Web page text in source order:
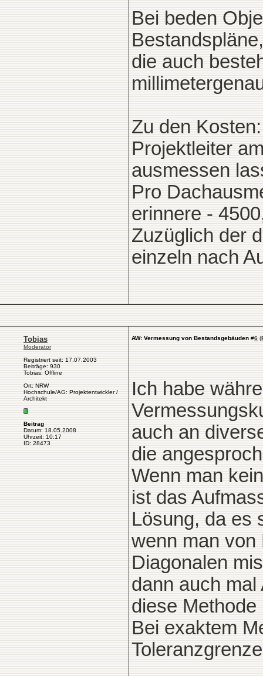
Bei beden
die auch
Zu den
Projektleiter
ausmessen
Pro
erinnere -
Zuzüglich der
einzeln nach
Tobias
Moderator
Registriert seit: 17.07.2003
Beiträge: 930
Tobias: Offline
Ort: NRW
Hochschule/AG: Projektentwickler /
Architekt
Beitrag
Datum: 18.05.2008
Uhrzeit: 10:17
ID: 28473
AW: Vermessung von Bestandsgebäuden #6 (
Ich habe
auch an
die
Wenn man
ist das
Lösung, da es
wenn man von
Diagonalen
dann auch
diese
Bei exaktem